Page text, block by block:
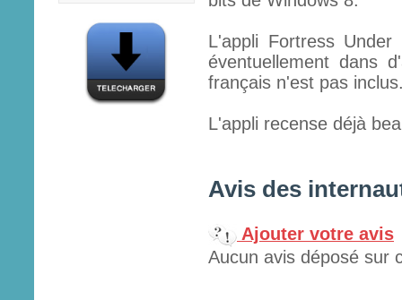
L'appli Fortress
éventuellement dans
français n'est pas
L'appli recense déjà
Avis des
Ajouter votre avis
Aucun avis déposé sur